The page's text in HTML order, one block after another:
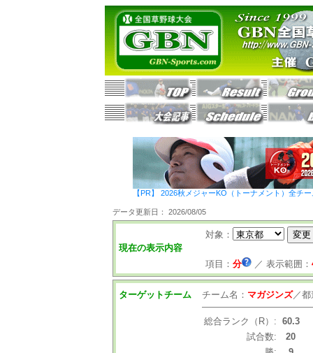
【PR】 2026秋メジャーKO（トーナメント）全チ
データ更新日： 2026/08/05
現在の表示内容
対象：
項目： 分 ／ 表示範囲：
ターゲットチーム チーム名： マガジンズ／都
総合ランク（R）: 60.3
試合数:
20